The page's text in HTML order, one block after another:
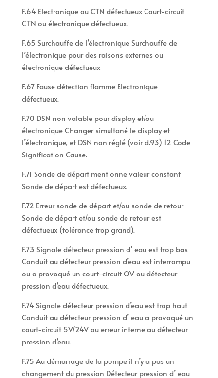
F.64 Electronique ou CTN défectueux Court-circuit
CTN ou électronique défectueux.
F.65 Surchauffe de l’électronique Surchauffe de
l’électronique pour des raisons externes ou
électronique défectueux
F.67 Fause détection flamme Electronique
défectueux.
F.70 DSN non valable pour display et/ou
électronique Changer simultané le display et
l’électronique, et DSN non réglé (voir d.93) 12 Code
Signification Cause.
F.71 Sonde de départ mentionne valeur constant
Sonde de départ est défectueux.
F.72 Erreur sonde de départ et/ou sonde de retour
Sonde de départ et/ou sonde de retour est
défectueux (tolérance trop grand).
F.73 Signale détecteur pression d’ eau est trop bas
Conduit au détecteur pression d’eau est interrompu
ou a provoqué un court-circuit OV ou détecteur
pression d’eau défectueux.
F.74 Signale détecteur pression d’eau est trop haut
Conduit au détecteur pression d’ eau a provoqué un
court-circuit 5V/24V ou erreur interne au détecteur
pression d’eau.
F.75 Au démarrage de la pompe il n’y a pas un
changement du pression Détecteur pression d’ eau